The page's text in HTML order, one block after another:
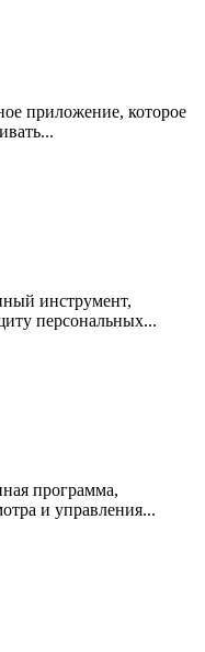
приложение, которое
инструмент,
персональных...
программа,
и управления...